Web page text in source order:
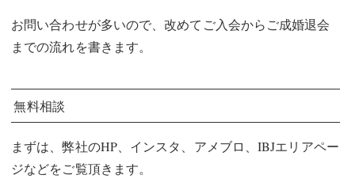
お問い合わせが多いので、改めてご入会からご成婚退会
までの流れを書きます。
無料相談
まずは、弊社のHP、インスタ、アメブロ、IBJエリアペー
ジなどをご覧頂きます。